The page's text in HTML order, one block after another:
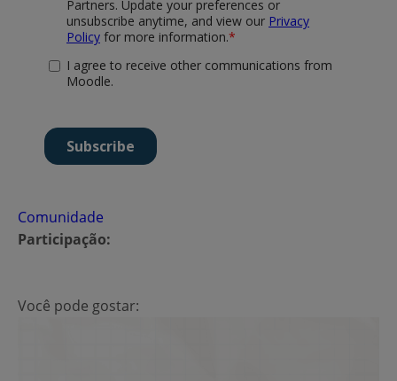
Comunidade
Participação:
Você pode gostar: